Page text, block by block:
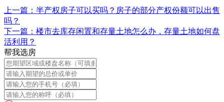
上一篇： 半产权房子可以买吗？房子的部分产权份额可以出售
吗？
下一篇： 楼市去库存闲置和存量土地怎么办，存量土地如何盘
活利用？
帮我选房